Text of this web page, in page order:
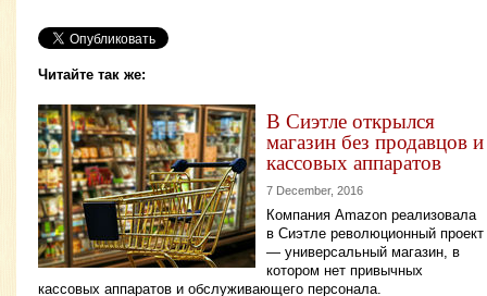
Читайте так же:
В Сиэтле открылся
магазин без продавцов и
кассовых аппаратов
7 December, 2016
Компания Amazon реализовала
в Сиэтле революционный проект
— универсальный магазин, в
котором нет привычных
кассовых аппаратов и обслуживающего персонала.